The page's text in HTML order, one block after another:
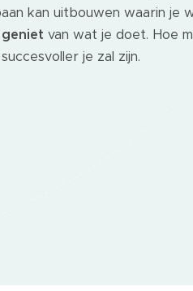
kan uitbouwen waarin je
geniet van wat je doet. Hoe
je zal zijn.